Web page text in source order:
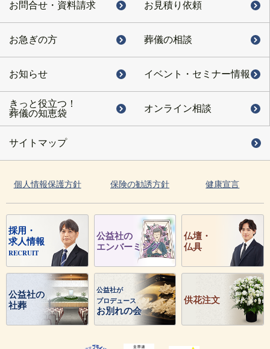
お問合せ・ 資料請求 お見積り依頼
お急ぎの方 葬儀の相談
お知らせ イベント・ セミナー情報
きっと役立つ！
葬儀の知恵袋
オンライン相談
サイトマップ
個人情報保護方針 保険の勧誘方針 健康宣言
採用・
求人情報
RECRUIT
公益社の
エンバーミング
仏壇・
仏具
公益社の
社葬
公益社が
プロデュース
お別れの会
供花注文